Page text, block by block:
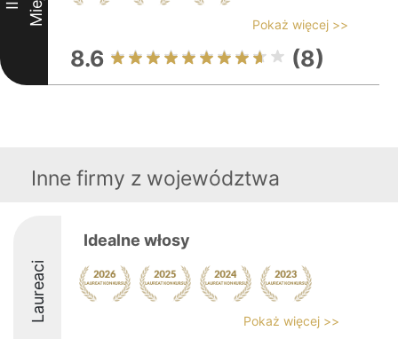
Pokaż więcej >>
8.6 (8)
Inne firmy z województwa
Laureaci
Idealne włosy
Pokaż więcej >>